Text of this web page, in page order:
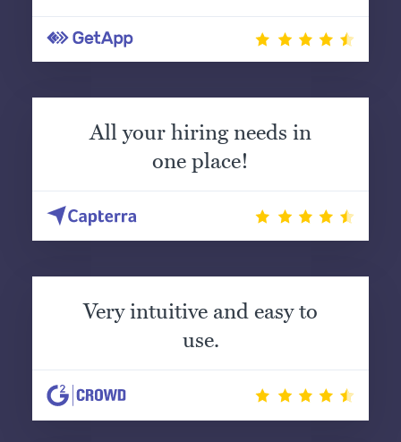
All your hiring needs in
one place!
Very intuitive and easy to
use.